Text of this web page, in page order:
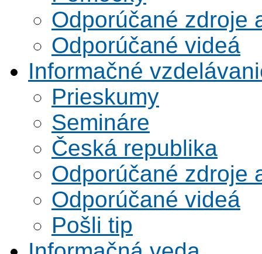
Odporúčané zdroje
Odporúčané videá
Informačné
Prieskumy
Semináre
Česká republika
Odporúčané zdroje
Odporúčané videá
Pošli tip